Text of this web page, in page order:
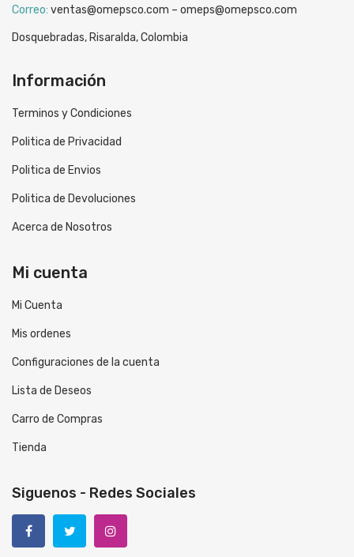
Correo: ventas@omepsco.com – omeps@omepsco.com
Dosquebradas, Risaralda, Colombia
Información
Terminos y Condiciones
Politica de Privacidad
Politica de Envios
Politica de Devoluciones
Acerca de Nosotros
Mi cuenta
Mi Cuenta
Mis ordenes
Configuraciones de la cuenta
Lista de Deseos
Carro de Compras
Tienda
Siguenos - Redes Sociales